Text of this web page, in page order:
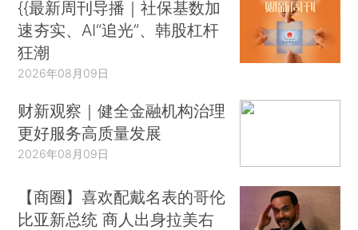
{{最新周刊导播｜社保基数加
速夯实、AI“追光”、韩股杠杆
狂潮
2026年08月09日
财新观察｜健全金融机构治理
更好服务高质量发展
2026年08月09日
【商圈】喜欢配戴名表的哥伦
比亚新总统 商人出身拉美右